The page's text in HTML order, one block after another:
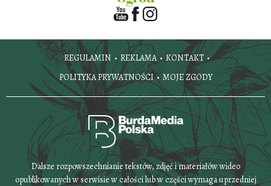
REGULAMIN REKLAMA
KONTAKT
POLITYKA PRYWATNOŚCI
MOJE ZGODY
Dalsze rozpowszechnianie tekstów, zdjęć i materiałów wideo
opublikowanych w serwisie w całości lub w części wymaga uprzedniej